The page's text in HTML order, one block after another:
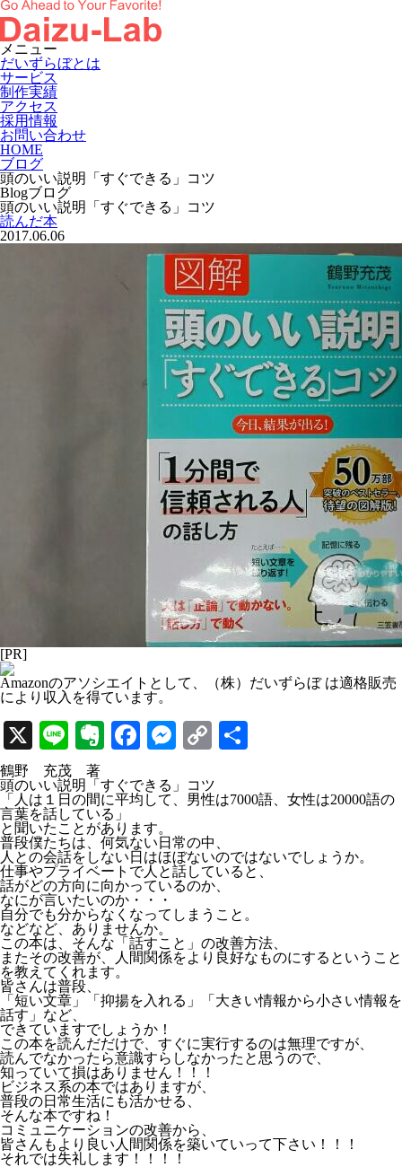
メニュー
だいずらぼとは
サービス
制作実績
アクセス
採用情報
お問い合わせ
HOME
ブログ
頭のいい説明「すぐできる」コツ
Blogブログ
頭のいい説明「すぐできる」コツ
読んだ本
2017.06.06
[PR]
Amazonのアソシエイトとして、（株）だいずらぼ は適格販売
により収入を得ています。
X LineEvernote
Facebook
Messenger
Copy
鶴野 充茂 著
頭のいい説明「すぐできる」コツ
「人は１日の間に平均して、男性は7000語、女性は20000語の
言葉を話している」
と聞いたことがあります。
普段僕たちは、何気ない日常の中、
人との会話をしない日はほぼないのではないでしょうか。
仕事やプライベートで人と話していると、
話がどの方向に向かっているのか、
なにが言いたいのか・・・
自分でも分からなくなってしまうこと。
などなど、ありませんか。
この本は、そんな「話すこと」の改善方法、
またその改善が、人間関係をより良好なものにするということ
を教えてくれます。
皆さんは普段、
「短い文章」「抑揚を入れる」「大きい情報から小さい情報を
話す」など、
できていますでしょうか！
この本を読んだだけで、すぐに実行するのは無理ですが、
読んでなかったら意識すらしなかったと思うので、
知っていて損はありません！！！
ビジネス系の本ではありますが、
普段の日常生活にも活かせる、
そんな本ですね！
コミュニケーションの改善から、
皆さんもより良い人間関係を築いていって下さい！！！
それでは失礼します！！！！